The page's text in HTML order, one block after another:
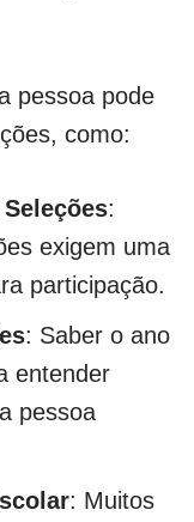
pessoa pode
como:
:
exigem uma
participação.
: Saber o ano
entender
pessoa
: Muitos